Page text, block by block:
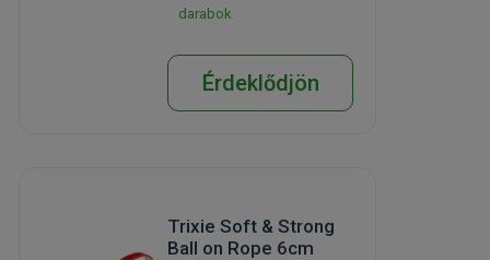
darabok
Érdeklődjön
Trixie Soft & Strong
Ball on Rope 6cm